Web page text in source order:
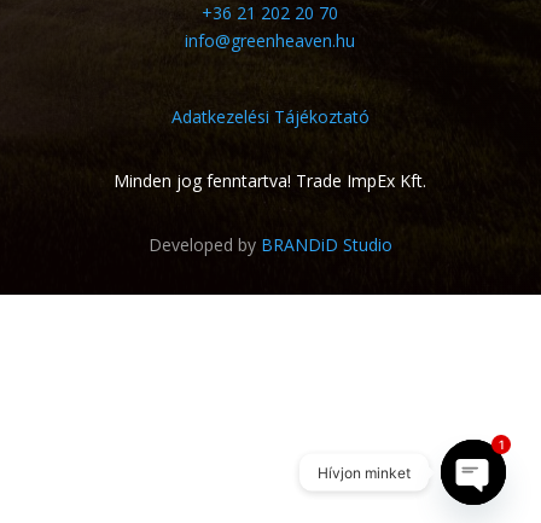
+36 21 202 20 70
info@greenheaven.hu
Adatkezelési Tájékoztató
Minden jog fenntartva! Trade ImpEx Kft.
Developed by BRANDiD Studio
Hívjon minket
1